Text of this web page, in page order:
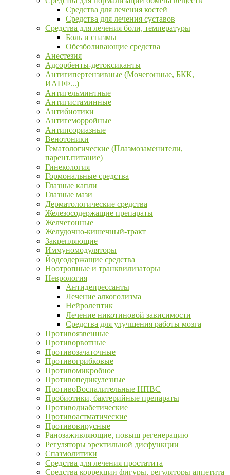
Средства для лечения костей
Средства для лечения суставов
Средства для лечения боли, температуры
Боль и спазмы
Обезболивающие средства
Анестезия
Адсорбенты-детоксиканты
Антигипертензивные (Мочегонные, БКК,
ИАПФ...)
Антигельминтные
Антигистаминные
Антибиотики
Антигеморройные
Антипсориазные
Венотоники
Гематологические (Плазмозаменители,
парент.питание)
Гинекология
Гормональные средства
Глазные капли
Глазные мази
Дерматологические средства
Железосодержащие препараты
Желчегонные
Желудочно-кишечный-тракт
Закрепляющие
Иммуномодуляторы
Йодсодержащие средства
Ноотропные и транквилизаторы
Неврология
Антидепрессанты
Лечение алкоголизма
Нейролептик
Лечение никотиновой зависимости
Средства для улучшения работы мозга
Противоязвенные
Противорвотные
Противозачаточные
Противогрибковые
Противомикробное
Противопедикулезные
ПротивоВоспалительные НПВС
Пробиотики, бактерийные препараты
Противодиабетические
Противоастматические
Противовирусные
Ранозаживляющие, повыш регенерацию
Регуляторы эректильной дисфункции
Спазмолитики
Средства для лечения простатита
Средства коррекции фигуры, регуляторы аппетита